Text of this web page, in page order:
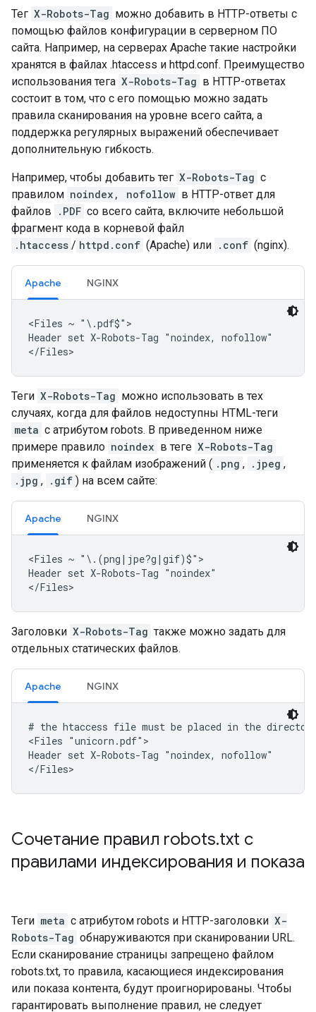
Тег X-Robots-Tag можно добавить в HTTP-ответы с
помощью файлов конфигурации в серверном ПО
сайта. Например, на серверах Apache такие настройки
хранятся в файлах .htaccess и httpd.conf. Преимущество
использования тега X-Robots-Tag в HTTP-ответах
состоит в том, что с его помощью можно задать
правила сканирования на уровне всего сайта, а
поддержка регулярных выражений обеспечивает
дополнительную гибкость.
Например, чтобы добавить тег X-Robots-Tag с
правилом noindex, nofollow в HTTP-ответ для
файлов
.PDF со всего сайта, включите небольшой
фрагмент кода в корневой файл
.htaccess / httpd.conf (Apache) или .conf (nginx).
Apache NGINX
<Files ~ "\.pdf$">
Header set X-Robots-Tag "noindex, nofollow"
</Files>
Теги X-Robots-Tag можно использовать в тех
случаях, когда для файлов недоступны HTML-теги
meta с атрибутом robots. В приведенном ниже
примере правило noindex в теге X-Robots-Tag
применяется к файлам изображений ( .png , .jpeg ,
.jpg , .gif ) на всем сайте:
Apache NGINX
<Files ~ "\.(png|jpe?g|gif)$">
Header set X-Robots-Tag "noindex"
</Files>
Заголовки X-Robots-Tag также можно задать для
отдельных статических файлов.
Apache NGINX
# the htaccess file must be placed in the
<Files "unicorn.pdf">
Header set X-Robots-Tag "noindex, nofollow"
</Files>
Сочетание правил robots.txt с
правилами индексирования и показа
Теги meta с атрибутом robots и HTTP-заголовки X-
Robots-Tag обнаруживаются при сканировании URL.
Если сканирование страницы запрещено файлом
robots.txt, то правила, касающиеся индексирования
или показа контента, будут проигнорированы. Чтобы
гарантировать выполнение правил, не следует